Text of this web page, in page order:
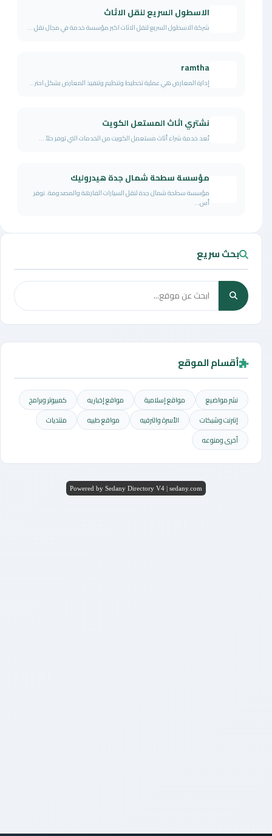
الاسطول السريع لنقل الاثاث
شركة الاسطول السريع لنقل الاثاث اكبر مؤسسة خدمة في مجال نقل ...
ramtha
إدارة المعارض هي عملية تخطيط وتنظيم وتنفيذ المعارض بشكل احتر...
نشتري اثاث المستعل الكويت
تُعد خدمة شراء أثاث مستعمل الكويت من الخدمات التي توفر حلاً ...
مؤسسة سطحة شمال جدة هيدروليك
مؤسسة سطحة شمال جدة لنقل السيارات الفارهة والمصدومة. نوفر
أس...
بحث سريع
أقسام الموقع
نشر مواضيع مواقع إسلامية مواقع إخباريه
كمبيوتر وبرامج
إنترنت وشبكات
الأسرة والترفيه مواقع طبيه
منتديات
أخرى ومنوعه
Powered by Sedany Directory V4 | sedany.com